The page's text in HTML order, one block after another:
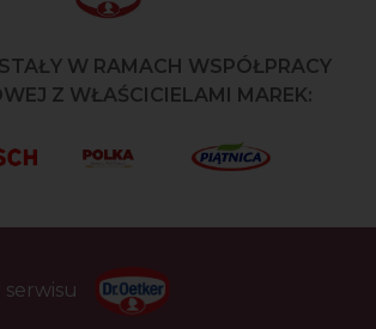
W RAMACH WSPÓŁPRACY
Z WŁAŚCICIELAMI MAREK: